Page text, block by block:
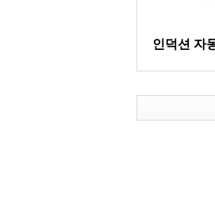
인덕션 자